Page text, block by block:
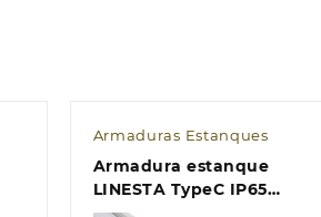
Armaduras Estanques
Armadura estanque
LINESTA TypeC IP65
2xG13 T8 LED 150cm